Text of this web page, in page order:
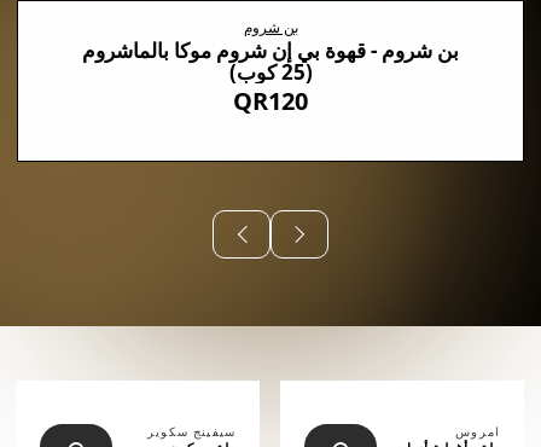
بن شروم
بن شروم - قهوة بي إن شروم موكا بالماشروم
(25 كوب)
QR120
امروس سيفينج سكوير